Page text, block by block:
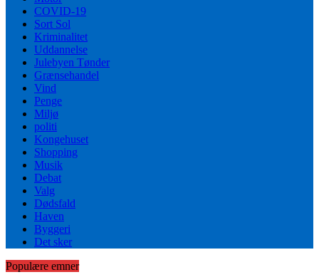
COVID-19
Sort Sol
Kriminalitet
Uddannelse
Julebyen Tønder
Grænsehandel
Vind
Penge
Miljø
politi
Kongehuset
Shopping
Musik
Debat
Valg
Dødsfald
Haven
Byggeri
Det sker
Populære emner